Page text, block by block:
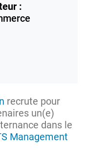
:
recrute pour
un(e)
dans le
Management